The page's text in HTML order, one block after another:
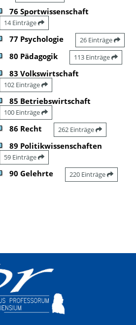
76 Sportwissenschaft
14 Einträge
77 Psychologie 26 Einträge
80 Pädagogik 113 Einträge
83 Volkswirtschaft
102 Einträge
85 Betriebswirtschaft
100 Einträge
86 Recht 262 Einträge
89 Politikwissenschaften
59 Einträge
90 Gelehrte 220 Einträge